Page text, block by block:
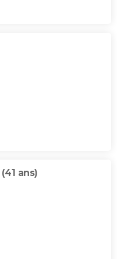
(41 ans)